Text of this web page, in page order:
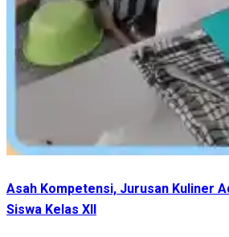
Asah Kompetensi, Jurusan Kuliner
Siswa Kelas XII